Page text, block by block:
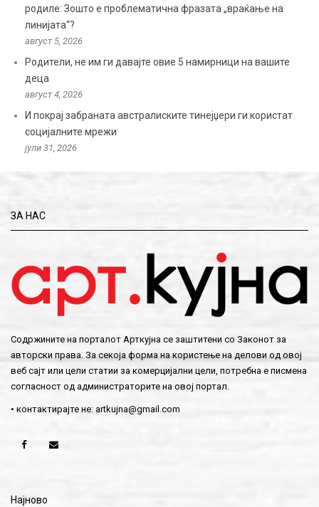
родиле: Зошто е проблематична фразата „враќање на
линијата“?
август 5, 2026
Родители, не им ги давајте овие 5 намирници на вашите
деца
август 4, 2026
И покрај забраната австралиските тинејџери ги користат
социјалните мрежи
јули 31, 2026
ЗА НАС
Содржините на порталот Арткујна се заштитени со Законот за
авторски права. За секоја форма на користење на делови од овој
веб сајт или цели статии за комерцијални цели, потребна е писмена
согласност од администраторите на овој портал.
• контактирајте не: artkujna@gmail.com
Најново